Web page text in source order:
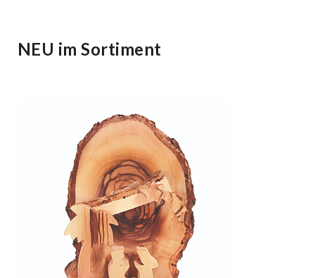
NEU im Sortiment